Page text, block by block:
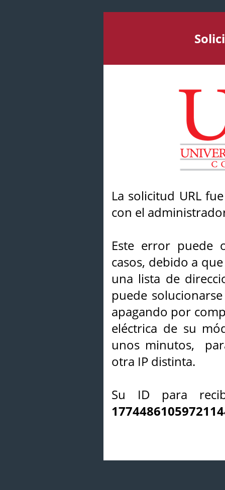
La solicitud URL
con el
Este error puede
casos, debido a
una lista de
puede
apagando por
eléctrica de su
unos minutos,
otra IP distinta.
Su ID para